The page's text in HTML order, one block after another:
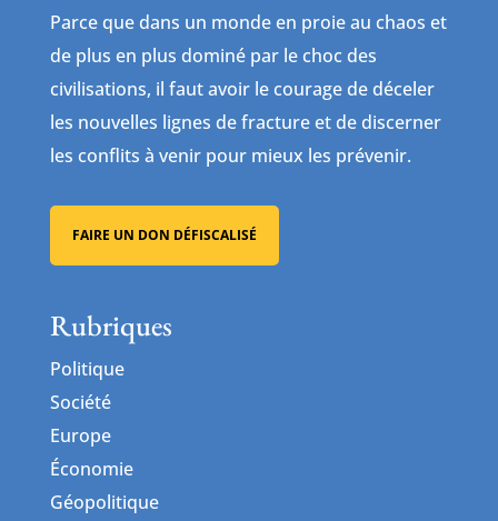
Parce que dans un monde en proie au chaos et
de plus en plus dominé par le choc des
civilisations, il faut avoir le courage de déceler
les nouvelles lignes de fracture et de discerner
les conflits à venir pour mieux les prévenir.
FAIRE UN DON DÉFISCALISÉ
Rubriques
Politique
Société
Europe
Économie
Géopolitique